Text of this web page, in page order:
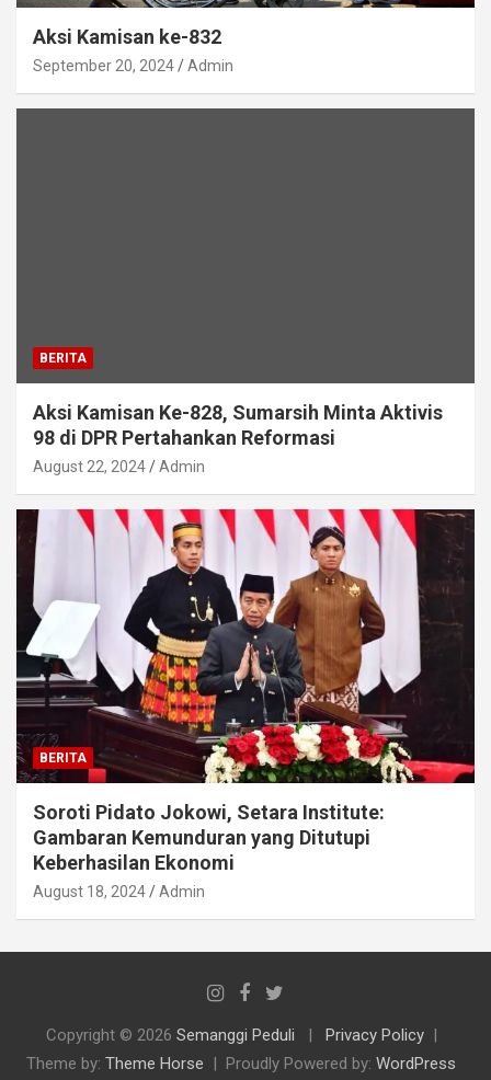
Aksi Kamisan ke-832
September 20, 2024 Admin
BERITA
Aksi Kamisan Ke-828, Sumarsih Minta Aktivis
98 di DPR Pertahankan Reformasi
August 22, 2024 Admin
BERITA
Soroti Pidato Jokowi, Setara Institute:
Gambaran Kemunduran yang Ditutupi
Keberhasilan Ekonomi
August 18, 2024 Admin
Copyright © 2026 Semanggi Peduli
Privacy Policy
Theme by: Theme Horse Proudly Powered by: WordPress